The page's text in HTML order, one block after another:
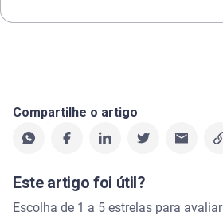
Compartilhe o artigo
Este artigo foi útil?
Escolha de 1 a 5 estrelas para avaliar